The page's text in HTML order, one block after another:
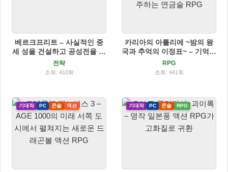
베르크프리트 – 사실적인 중
세 성을 건설하고 공성전을 지
휘하는 전략 게임
전략
조회: 410회
카리아의 아틀리에 ~밤의 왕
국과 추억의 이정표~ – 기억을
잃은 소녀가 과거와 마주하는
연금술 RPG
RPG
조회: 441회
기대작 PC 콘솔 액션 기대작 PC 콘솔 RPG